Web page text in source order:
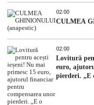
02:00
CULMEA
02:00
Lovitură
euro,
pierderi. „E